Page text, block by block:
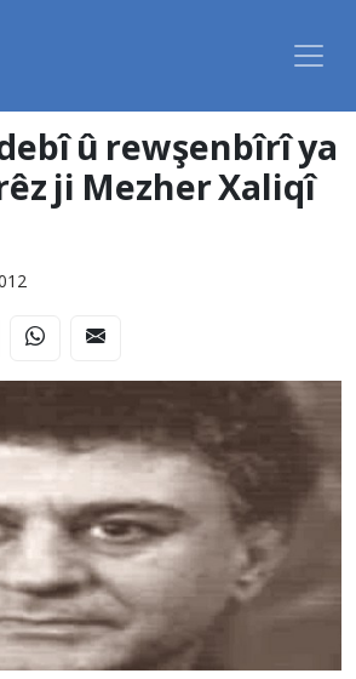
û rewşenbîrî ya
ji Mezher Xaliqî